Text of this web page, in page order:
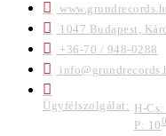
1047 Budapest,
+36-70 / 948-0288
Ügyfélszolgálat: H-Cs:
P: 10